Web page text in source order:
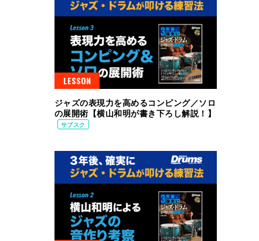
LESSON
ジャズの表現力を高めるコンピング／ソロ
の展開術【横山和明が書き下ろし解説！】
サブスク